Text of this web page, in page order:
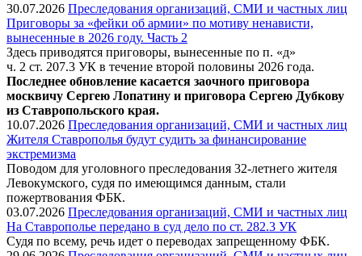
30.07.2026 Преследования организаций, СМИ и частных лиц
Приговоры за «фейки об армии» по мотиву ненависти,
вынесенные в 2026 году. Часть 2
Здесь приводятся приговоры, вынесенные по п. «д»
ч. 2 ст. 207.3 УК в течение второй половины 2026 года.
Последнее обновление касается заочного приговора
москвичу Сергею Лопатину и приговора Сергею Дубкову
из Ставропольского края.
10.07.2026 Преследования организаций, СМИ и частных лиц
Жителя Ставрополья будут судить за финансирование
экстремизма
Поводом для уголовного преследования 32-летнего жителя
Левокумского, судя по имеющимся данным, стали
пожертвования ФБК.
03.07.2026 Преследования организаций, СМИ и частных лиц
На Ставрополье передано в суд дело по ст. 282.3 УК
Судя по всему, речь идет о переводах запрещенному ФБК.